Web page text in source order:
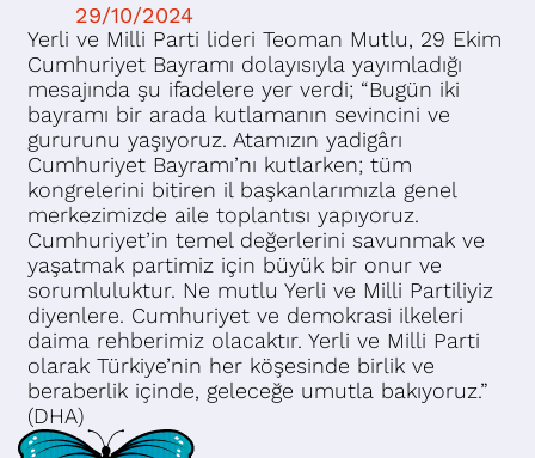
29/10/2024
Yerli ve Milli Parti lideri Teoman Mutlu, 29 Ekim
Cumhuriyet Bayramı dolayısıyla yayımladığı
mesajında şu ifadelere yer verdi; “Bugün iki
bayramı bir arada kutlamanın sevincini ve
gururunu yaşıyoruz. Atamızın yadigârı
Cumhuriyet Bayramı’nı kutlarken; tüm
kongrelerini bitiren il başkanlarımızla genel
merkezimizde aile toplantısı yapıyoruz.
Cumhuriyet’in temel değerlerini savunmak ve
yaşatmak partimiz için büyük bir onur ve
sorumluluktur. Ne mutlu Yerli ve Milli Partiliyiz
diyenlere. Cumhuriyet ve demokrasi ilkeleri
daima rehberimiz olacaktır. Yerli ve Milli Parti
olarak Türkiye’nin her köşesinde birlik ve
beraberlik içinde, geleceğe umutla bakıyoruz.”
(DHA)